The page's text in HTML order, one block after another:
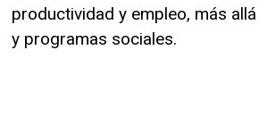
productividad y empleo, más
y programas sociales.